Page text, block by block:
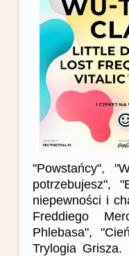
"Powstańcy",
potrzebujesz",
niepewności i
Freddiego
Phlebasa",
Trylogia Grisza.